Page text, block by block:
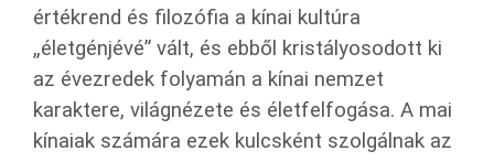
értékrend és filozófia a kínai kultúra
„életgénjévé” vált, és ebből kristályosodott ki
az évezredek folyamán a kínai nemzet
karaktere, világnézete és életfelfogása. A mai
kínaiak számára ezek kulcsként szolgálnak az